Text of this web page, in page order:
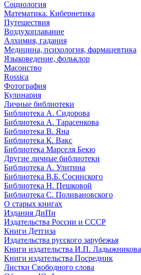
Социология
Математика. Кибернетика
Путешествия
Воздухоплавание
Алхимия, гадания
Медицина, психология, фармацевтика
Языковедение, фольклор
Масонство
Rossica
Фотография
Кулинария
Личные библиотеки
Библиотека А. Сидорова
Библиотека А. Тарасенкова
Библиотека В. Яна
Библиотека К. Вакс
Библиотека Марселя Бекю
Другие личные библиотеки
Библиотека А. Улитина
Библиотека В.Б. Сосинского
Библиотека Н. Пешковой
Библиотека С. Поливановского
О старых книгах
Издания ДиПи
Издательства России и СССР
Книги Детгиза
Издательства русского зарубежья
Книги издательства И.П. Ладыжникова
Книги издательства Посредник
Листки Свободного слова